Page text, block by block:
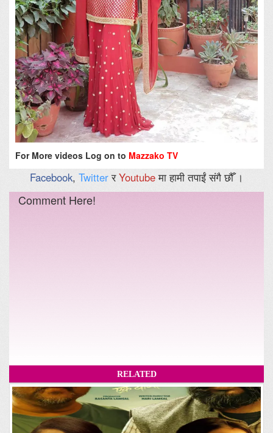
For More videos Log on to Mazzako TV
Facebook, TwitterरYoutubeमा हामी तपाईं संगै छौँ ।
Comment Here!
RELATED